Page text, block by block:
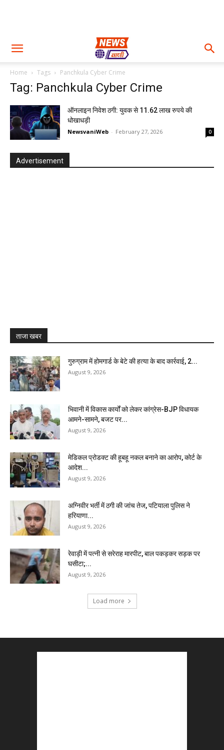
Home Tags Panchkula Cyber Crime
Tag: Panchkula Cyber Crime
ऑनलाइन निवेश ठगी: युवक से 11.62 लाख रुपये की
धोखाधड़ी
NewsvaniWeb - February 27, 2026 0
Advertisement
ताजा खबर
गुरुग्राम में होमगार्ड के बेटे की हत्या के बाद कार्रवाई, 2...
August 9, 2026
भिवानी में विकास कार्यों को लेकर कांग्रेस-BJP विधायक
आमने-सामने, बजट पर...
August 9, 2026
मेडिकल प्रोडक्ट की हूबहू नकल बनाने का आरोप, कोर्ट के
आदेश...
August 9, 2026
अग्निवीर भर्ती में ठगी की जांच तेज, पटियाला पुलिस ने
हरियाणा...
August 9, 2026
रेवाड़ी में पत्नी से सरेराह मारपीट, बाल पकड़कर सड़क पर
घसीटा;...
August 9, 2026
Load more